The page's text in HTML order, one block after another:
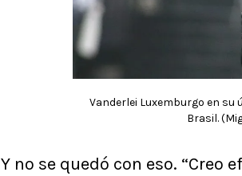
Vanderlei Luxemburgo en su
Brasil.
Y no se quedó con eso.